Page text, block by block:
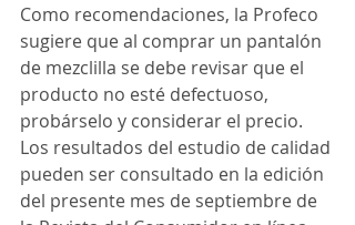
Como recomendaciones, la Profeco
sugiere que al comprar un pantalón
de mezclilla se debe revisar que el
producto no esté defectuoso,
probárselo y considerar el precio.
Los resultados del estudio de calidad
pueden ser consultado en la edición
del presente mes de septiembre de